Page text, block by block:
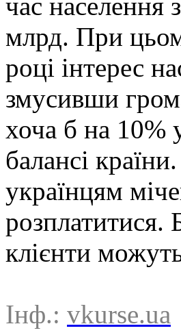
млрд. При
році інтерес
змусивши
хоча б на 10%
балансі
українцям
розплатитися.
клієнти
Інф.: vkurse.ua